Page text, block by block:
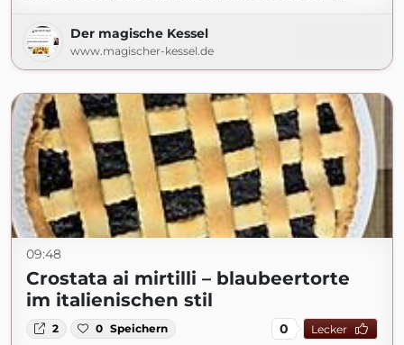
Der magische Kessel
www.magischer-kessel.de
09:48
Crostata ai mirtilli – blaubeertorte
im italienischen stil
2 0 Speichern 0 Lecker